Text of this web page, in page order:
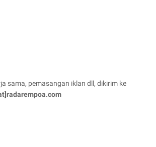
sama, pemasangan iklan dll, dikirim ke